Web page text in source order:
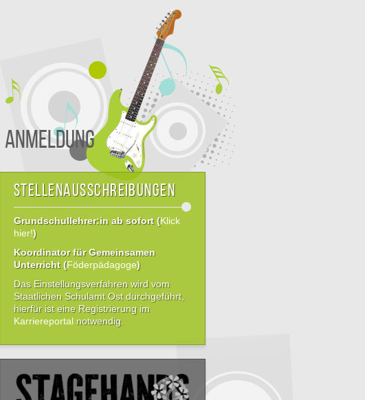
Anmeldung
Stellenausschreibungen
Grundschullehrer:in ab sofort (Klick
hier!)
Koordinator für Gemeinsamen
Unterricht (Föderpädagoge)
Das Einstellungsverfahren wird vom
Staatlichen Schulamt Ost durchgeführt,
hierfür ist eine Registrierung im
Karriereportal notwendig.